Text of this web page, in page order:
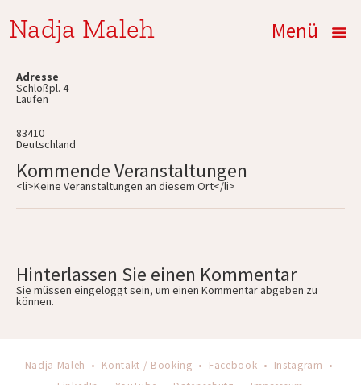
Nadja Maleh Menü
Adresse
Schloßpl. 4
Laufen
83410
Deutschland
Kommende Veranstaltungen
<li>Keine Veranstaltungen an diesem Ort</li>
Hinterlassen Sie einen Kommentar
Sie müssen eingeloggtsein, um einen Kommentar abgeben zu
können.
Nadja Maleh • Kontakt / Booking • Facebook • Instagram •